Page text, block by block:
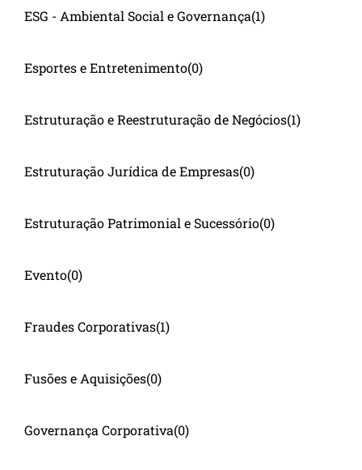
ESG - Ambiental Social e Governança(1)
Esportes e Entretenimento(0)
Estruturação e Reestruturação de Negócios(1)
Estruturação Jurídica de Empresas(0)
Estruturação Patrimonial e Sucessório(0)
Evento(0)
Fraudes Corporativas(1)
Fusões e Aquisições(0)
Governança Corporativa(0)